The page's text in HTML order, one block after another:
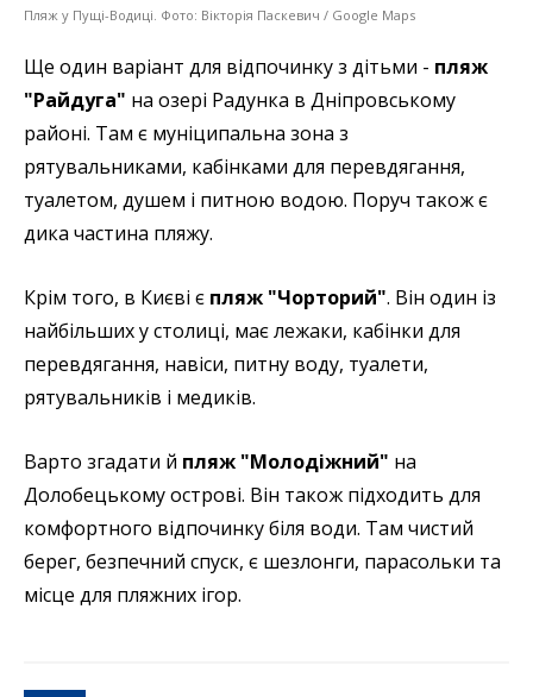
Пляж у Пущі-Водиці. Фото: Вікторія Паскевич / Google Maps
Ще один варіант для відпочинку з дітьми - пляж
"Райдуга" на озері Радунка в Дніпровському
районі. Там є муніципальна зона з
рятувальниками, кабінками для перевдягання,
туалетом, душем і питною водою. Поруч також є
дика частина пляжу.
Крім того, в Києві є пляж "Чорторий". Він один із
найбільших у столиці, має лежаки, кабінки для
перевдягання, навіси, питну воду, туалети,
рятувальників і медиків.
Варто згадати й пляж "Молодіжний" на
Долобецькому острові. Він також підходить для
комфортного відпочинку біля води. Там чистий
берег, безпечний спуск, є шезлонги, парасольки та
місце для пляжних ігор.